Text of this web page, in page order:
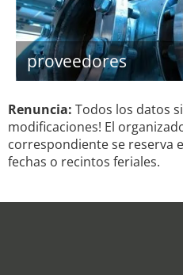
proveedores
Renuncia: Todos los datos
modificaciones! El
correspondiente se reserva
fechas o recintos feriales.